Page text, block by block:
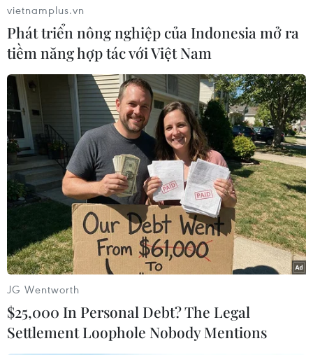
... may là Evra đã "cứu" cúp kịp thời.
Huy Anh (Vietnam+)
vietnamplus.vn
Phát triển nông nghiệp của Indonesia mở ra
tiềm năng hợp tác với Việt Nam
JG Wentworth
$25,000 In Personal Debt? The Legal
Settlement Loophole Nobody Mentions